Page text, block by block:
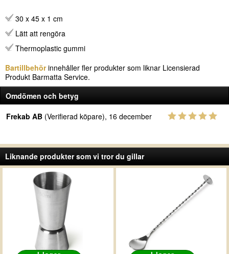
30 x 45 x 1 cm
Lätt att rengöra
Thermoplastic gummi
Bartillbehörinnehåller fler produkter som liknar Licensierad
Produkt Barmatta Service.
Omdömen och betyg
Frekab AB (Verifierad köpare), 16 december
Liknande produkter som vi tror du gillar